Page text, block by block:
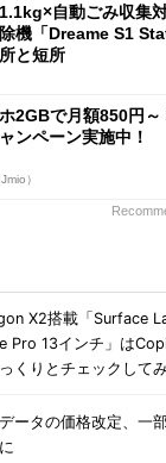
自動ごみ収集
機「Dreame S1
と短所
2GBで月額850円
ンペーン実施中！
）
X2搭載「Surface
Pro 13インチ」は
くりとチェックして
ータの価格改定、一